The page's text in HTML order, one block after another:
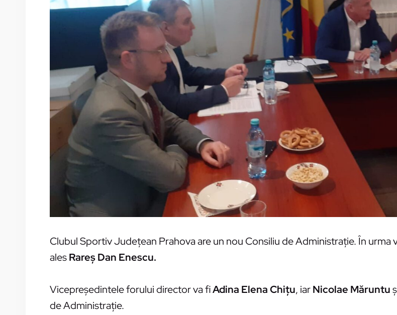
Clubul Sportiv Judeţean Prahova are un nou Consiliu de Administraţie. În
alesRareş Dan Enescu.
Vicepreşedintele forului director va fiAdina Elena Chiţu, iarNicolae Măruntu
de Administraţie.